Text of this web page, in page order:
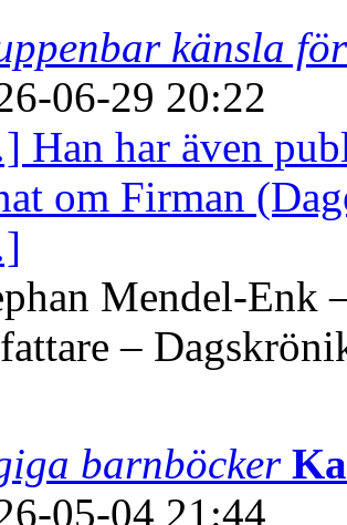
känsla
06-29 20:22
har även
om Firman
Mendel-Enk
–
barnböcker
05-04 21:44